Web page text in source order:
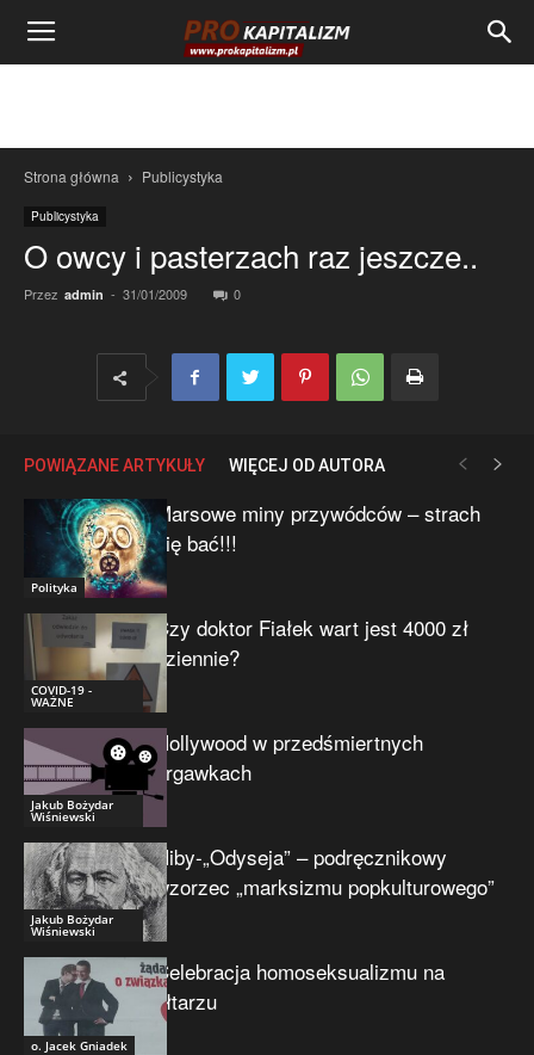
Strona główna Publicystyka
Publicystyka
O owcy i pasterzach raz jeszcze..
Przez admin - 31/01/2009 0
POWIĄZANE ARTYKUŁY WIĘCEJ OD AUTORA
Polityka
Marsowe miny przywódców – strach
się bać!!!
COVID-19 -
WAŻNE
Czy doktor Fiałek wart jest 4000 zł
dziennie?
Jakub Bożydar
Wiśniewski
Hollywood w przedśmiertnych
drgawkach
Jakub Bożydar
Wiśniewski
Niby-„Odyseja” – podręcznikowy
wzorzec „marksizmu popkulturowego”
o. Jacek Gniadek
Celebracja homoseksualizmu na
ołtarzu